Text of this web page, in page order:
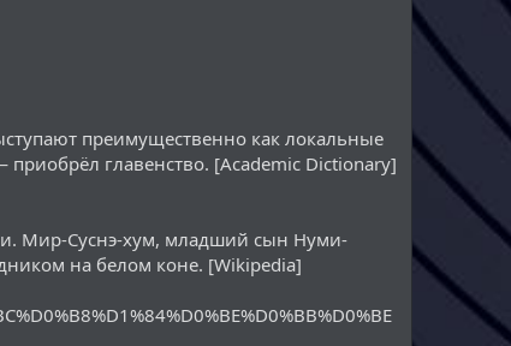
преимущественно как локальные
главенство. [Academic Dictionary]
Мир-Суснэ-хум, младший сын Нуми-
на белом коне. [Wikipedia]